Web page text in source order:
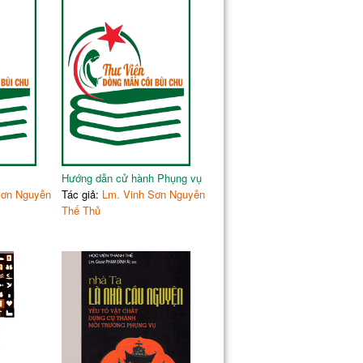
mùa chay
85
87
88
xót
Nguyễn
Hướng dẫn cử hành Phụng vụ
Tác giả: Lm. Vinh Sơn Nguyễn
Thế Thủ